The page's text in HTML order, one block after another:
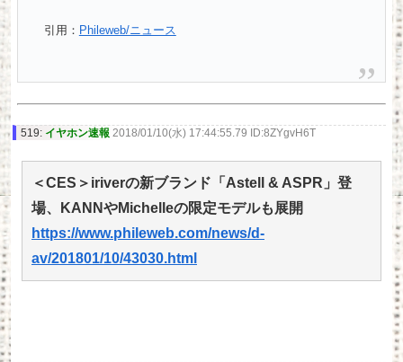
引用： Phileweb/ニュース
519: イヤホン速報 2018/01/10(水) 17:44:55.79 ID:8ZYgvH6T
＜CES＞iriverの新ブランド「Astell & ASPR」登
場、KANNやMichelleの限定モデルも展開
https://www.phileweb.com/news/d-
av/201801/10/43030.html